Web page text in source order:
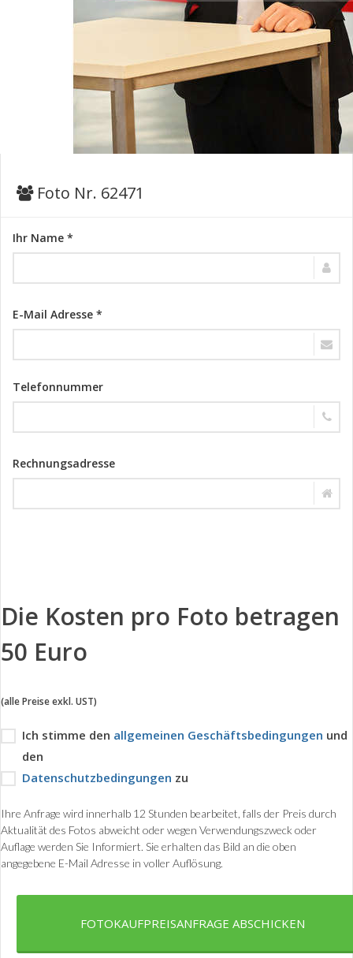
Foto Nr. 62471
Ihr Name *
E-Mail Adresse *
Telefonnummer
Rechnungsadresse
Die Kosten pro Foto betragen
50 Euro
(alle Preise exkl. UST)
Ich stimme den allgemeinen Geschäftsbedingungen und
den
Datenschutzbedingungen zu
Ihre Anfrage wird innerhalb 12 Stunden bearbeitet, falls der Preis durch
Aktualität des Fotos abweicht oder wegen Verwendungszweck oder
Auflage werden Sie Informiert. Sie erhalten das Bild an die oben
angegebene E-Mail Adresse in voller Auflösung.
FOTOKAUFPREISANFRAGE ABSCHICKEN